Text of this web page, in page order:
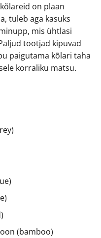
on plaan
tuleb aga kasuks
mis ühtlasi
tootjad kipuvad
paigutama kõlari taha
korraliku matsu.
(bamboo)